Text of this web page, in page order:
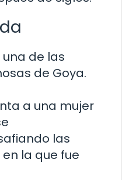
de las
de Goya.
a una mujer
las
la que fue